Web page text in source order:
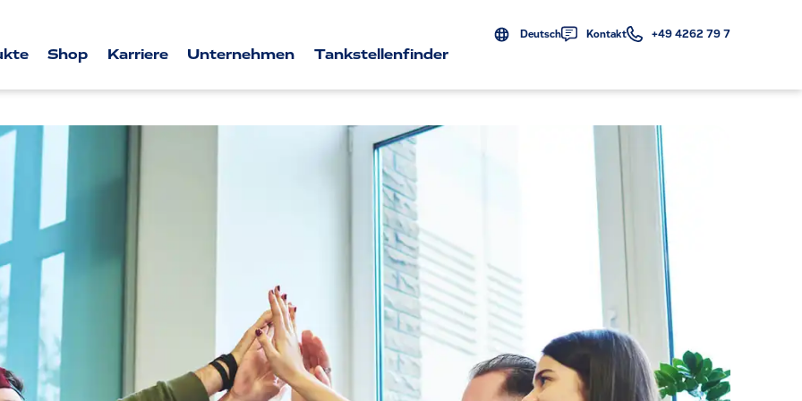
Deutsch Kontakt +49 4262 79 7
Shop Karriere Unternehmen Tankstellenfinder